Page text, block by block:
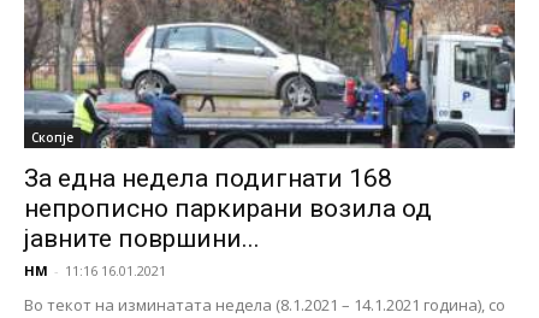
Скопје
За една недела подигнати 168
непрописно паркирани возила од
јавните површини...
НМ - 11:16 16.01.2021
Во текот на изминатата недела (8.1.2021 – 14.1.2021 година), со